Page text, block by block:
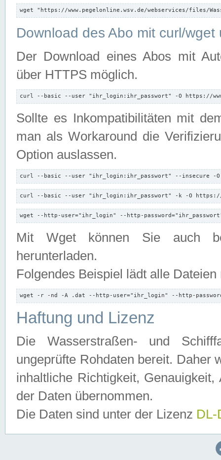
wget "https://www.pegelonline.wsv.de/webservices/files/
Download des Abo mit curl/
Der Download eines Abos mit
über HTTPS möglich.
curl --basic --user "ihr_login:ihr_passwort" -O https://
Sollte es Inkompatibilitäten mit
man als Workaround die
Option auslassen.
curl --basic --user "ihr_login:ihr_passwort" --insecure -
curl --basic --user "ihr_login:ihr_passwort" -k -O https://
wget --http-user="ihr_login" --http-
Mit Wget können Sie auch
herunterladen.
Folgendes Beispiel lädt alle
wget -r -nd -A .dat --http-user="ihr_login" --http-
Haftung und Lizenz
Die Wasserstraßen- und
ungeprüfte Rohdaten bereit. Daher
inhaltliche Richtigkeit,
der Daten übernommen.
Die Daten sind unter der Lizenz